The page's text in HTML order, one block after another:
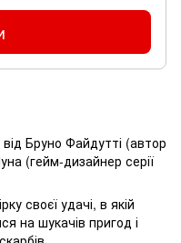
Бруно Файдутті (автор
(гейм-дизайнер серії
своєї удачі, в якій
на шукачів пригод і